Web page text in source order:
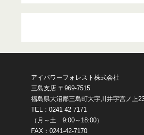
アイパワーフォレスト株式会社
三島支店 〒969-7515
福島県大沼郡三島町大字川井字宮ノ上
TEL：0241-42-7171
（月～土 9:00～18:00）
FAX：0241-42-7170